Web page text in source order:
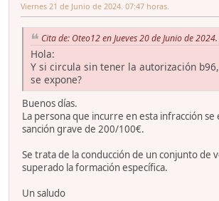
Viernes 21 de Junio de 2024. 07:47 horas.
Cita de: Oteo12 en Jueves 20 de Junio de
Hola:
Y si circula sin tener la autorización
se expone?
Buenos días.
La persona que incurre en esta infracción se
sanción grave de 200/100€.
Se trata de la conducción de un conjunto de
superado la formación específica.
Un saludo